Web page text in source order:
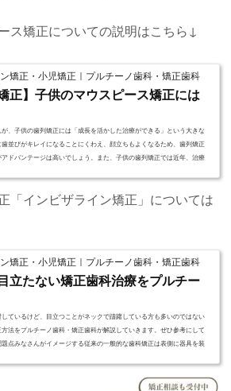
ス矯正についての説明はこちら↓
矯正・小児矯正｜プルチーノ歯科・矯正歯科
正】子供のマウスピース矯正には
、子供の歯列矯正には「成長を活かした治療ができる」という大きな
並びがキレイになることにくわえ、顔立ちもよくなるため、歯列矯正
ドバンテージは高いでしょう。また、子供の歯列矯正では近年、治療
「インビザライン矯正」については
矯正・小児矯正｜プルチーノ歯科・矯正歯科
立たない矯正歯科治療をプルチー
ているけど、目立つことがネックで躊躇している方も多いのではない
法をプルチーノ歯科・矯正歯科が解説していきます。ぜひ参考にして
点みなさんがイメージする従来の一般的な歯科矯正は表側に器具を装